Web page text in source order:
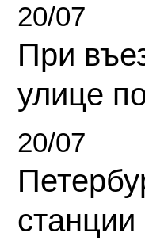
20/07
При
улице
20/07